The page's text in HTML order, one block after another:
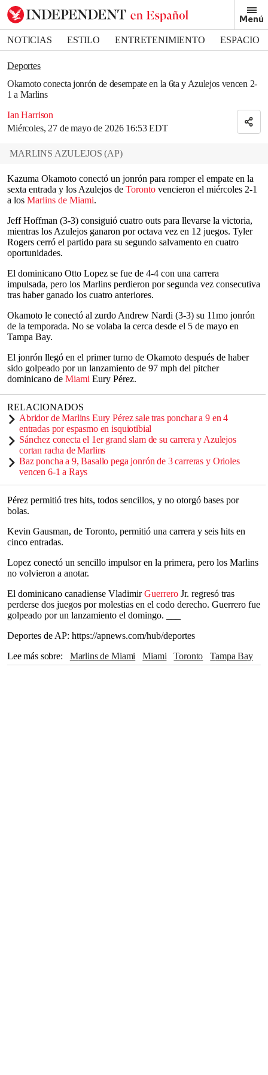
Menú
NOTICIAS ESTILO ENTRETENIMIENTO
ESPACIO
DEPORTES
Deportes
Okamoto conecta jonrón de desempate en la 6ta y Azulejos vencen 2-
1 a Marlins
Ian Harrison
Miércoles, 27 de mayo de 2026 16:53 EDT
Bookmark popover
Removed from bookmarks
Close popover
MARLINS AZULEJOS (AP)
Kazuma Okamoto conectó un jonrón para romper el empate en la
sexta entrada y los Azulejos de Toronto vencieron el miércoles 2-1
a los Marlins de Miami.
Jeff Hoffman (3-3) consiguió cuatro outs para llevarse la victoria,
mientras los Azulejos ganaron por octava vez en 12 juegos. Tyler
Rogers cerró el partido para su segundo salvamento en cuatro
oportunidades.
El dominicano Otto Lopez se fue de 4-4 con una carrera
impulsada, pero los Marlins perdieron por segunda vez consecutiva
tras haber ganado los cuatro anteriores.
Okamoto le conectó al zurdo Andrew Nardi (3-3) su 11mo jonrón
de la temporada. No se volaba la cerca desde el 5 de mayo en
Tampa Bay.
El jonrón llegó en el primer turno de Okamoto después de haber
sido golpeado por un lanzamiento de 97 mph del pitcher
dominicano de Miami Eury Pérez.
RELACIONADOS
Abridor de Marlins Eury Pérez sale tras ponchar a 9 en 4
entradas por espasmo en isquiotibial
Sánchez conecta el 1er grand slam de su carrera y Azulejos
cortan racha de Marlins
Baz poncha a 9, Basallo pega jonrón de 3 carreras y Orioles
vencen 6-1 a Rays
Pérez permitió tres hits, todos sencillos, y no otorgó bases por
bolas.
Kevin Gausman, de Toronto, permitió una carrera y seis hits en
cinco entradas.
Lopez conectó un sencillo impulsor en la primera, pero los Marlins
no volvieron a anotar.
El dominicano canadiense VladimirGuerrero Jr. regresó tras
perderse dos juegos por molestias en el codo derecho. Guerrero fue
golpeado por un lanzamiento el domingo. ___
Deportes de AP: https://apnews.com/hub/deportes
Lee más sobre
Marlins de Miami Miami Toronto
Tampa Bay